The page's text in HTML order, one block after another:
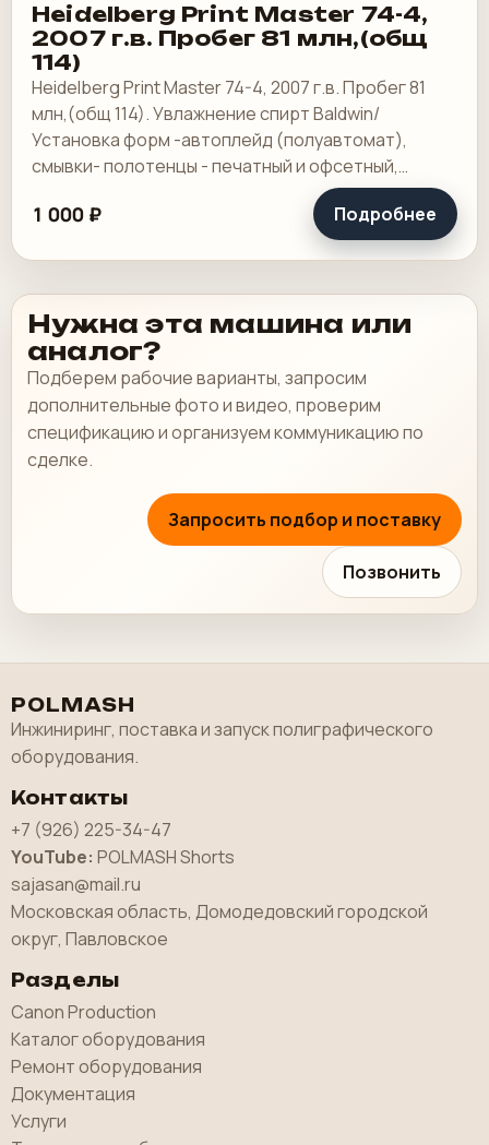
Heidelberg Print Master 74-4,
2007 г.в. Пробег 81 млн,(общ
114)
Heidelberg Print Master 74-4, 2007 г.в. Пробег 81
млн,(общ 114). Увлажнение спирт Baldwin/
Установка форм -автоплейд (полуавтомат),
смывки- полотенцы - печатный и офсетный,
выносной пульт ClassicCenter -PM74 - краски и.
1 000 ₽ Подробнее
Нужна эта машина или
аналог?
Подберем рабочие варианты, запросим
дополнительные фото и видео, проверим
спецификацию и организуем коммуникацию по
сделке.
Запросить подбор и поставку
Позвонить
POLMASH
Инжиниринг, поставка и запуск полиграфического
оборудования.
Контакты
+7 (926) 225-34-47
YouTube: POLMASH Shorts
sajasan@mail.ru
Московская область, Домодедовский городской
округ, Павловское
Разделы
Canon Production
Каталог оборудования
Ремонт оборудования
Документация
Услуги